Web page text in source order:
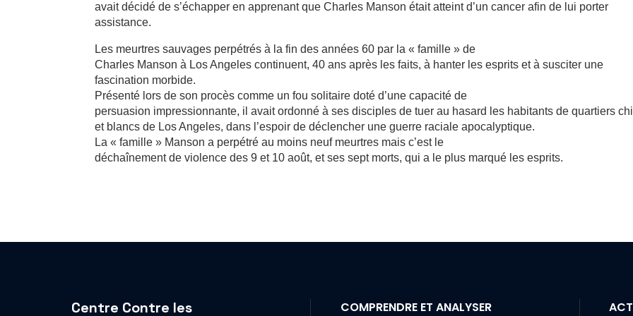
avait décidé de s’échapper en apprenant que Charles Manson était atteint d’un cancer afin de lui porter
assistance.
Les meurtres sauvages perpétrés à la fin des années 60 par la « famille » de
Charles Manson à Los Angeles continuent, 40 ans après les faits, à hanter les esprits et à susciter une
fascination morbide.
Présenté lors de son procès comme un fou solitaire doté d’une capacité de
persuasion impressionnante, il avait ordonné à ses disciples de tuer au hasard les habitants de quartiers
et blancs de Los Angeles, dans l’espoir de déclencher une guerre raciale apocalyptique.
La « famille » Manson a perpétré au moins neuf meurtres mais c’est le
déchaînement de violence des 9 et 10 août, et ses sept morts, qui a le plus marqué les esprits.
Centre Contre les
COMPRENDRE ET ANALYSER